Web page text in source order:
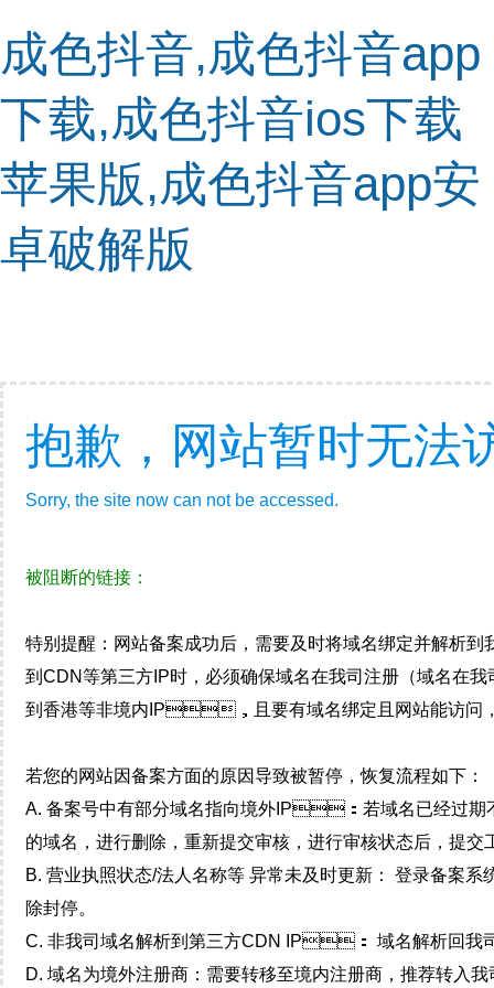
成色抖音,成色抖音app
下载,成色抖音ios下载
苹果版,成色抖音app安
卓破解版
抱歉，网站暂时无法访
Sorry, the site now can not be accessed.
被阻断的链接：
特别提醒：网站备案成功后，需要及时将域名绑定并解
到CDN等第三方IP时，必须确保域名在我司注册（域名在
到香港等非境内IP，且要有域名绑定且网站能访问
若您的网站因备案方面的原因导致被暂停，恢复流程如下：
A. 备案号中有部分域名指向境外IP：若域名已经过期不
的域名，进行删除，重新提交审核，进行审核状态后
B. 营业执照状态/法人名称等 异常未及时更新： 登录备案系
除封停。
C. 非我司域名解析到第三方CDN IP： 域名解析回我
D. 域名为境外注册商：需要转移至境内注册商，推荐转入我